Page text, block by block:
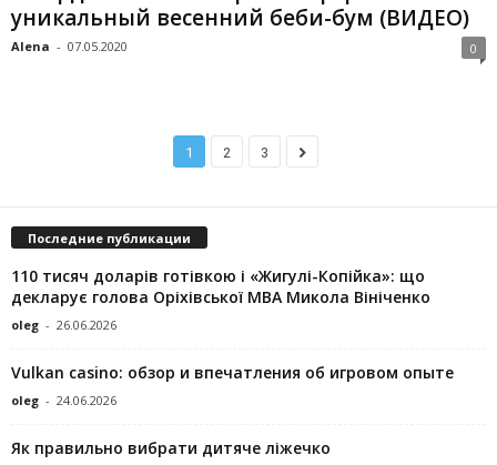
уникальный весенний беби-бум (ВИДЕО)
Alena - 07.05.2020 0
1 2 3
Последние публикации
110 тисяч доларів готівкою і «Жигулі-Копійка»: що
декларує голова Оріхівської МВА Микола Вініченко
oleg - 26.06.2026
Vulkan casino: обзор и впечатления об игровом опыте
oleg - 24.06.2026
Як правильно вибрати дитяче ліжечко